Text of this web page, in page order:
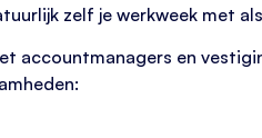
zelf je werkweek met
accountmanagers en